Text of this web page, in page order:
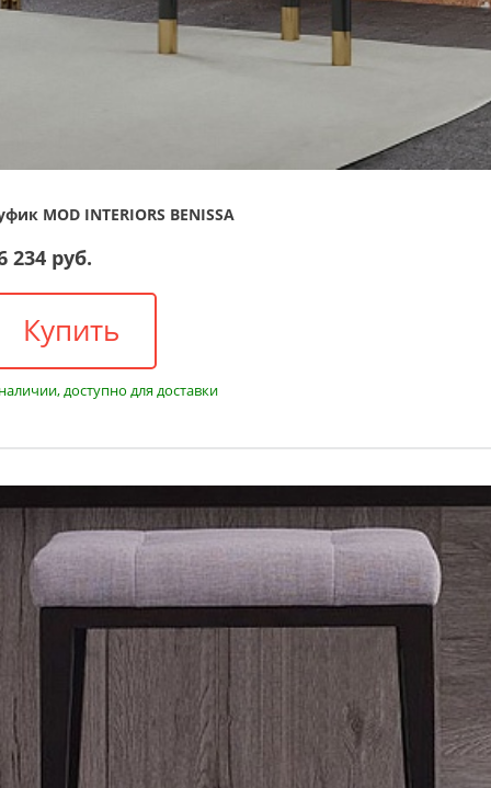
MOD INTERIORS BENISSA
234 руб.
Купить
доступно для доставки